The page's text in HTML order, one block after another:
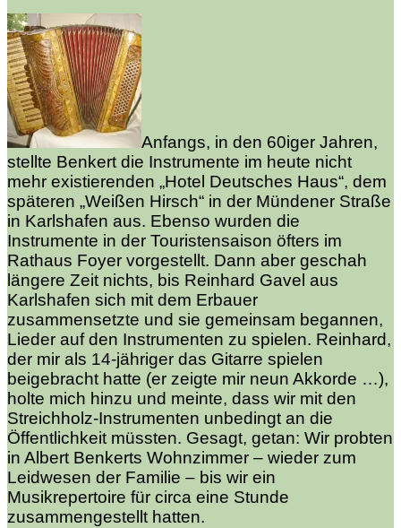
Anfangs, in den 60iger Jahren,
stellte Benkert die Instrumente im heute nicht
mehr existierenden „Hotel Deutsches Haus“, dem
späteren „Weißen Hirsch“ in der Mündener Straße
in Karlshafen aus. Ebenso wurden die
Instrumente in der Touristensaison öfters im
Rathaus Foyer vorgestellt. Dann aber geschah
längere Zeit nichts, bis Reinhard Gavel aus
Karlshafen sich mit dem Erbauer
zusammensetzte und sie gemeinsam begannen,
Lieder auf den Instrumenten zu spielen. Reinhard,
der mir als 14-jähriger das Gitarre spielen
beigebracht hatte (er zeigte mir neun Akkorde …),
holte mich hinzu und meinte, dass wir mit den
Streichholz-Instrumenten unbedingt an die
Öffentlichkeit müssten. Gesagt, getan: Wir probten
in Albert Benkerts Wohnzimmer – wieder zum
Leidwesen der Familie – bis wir ein
Musikrepertoire für circa eine Stunde
zusammengestellt hatten.